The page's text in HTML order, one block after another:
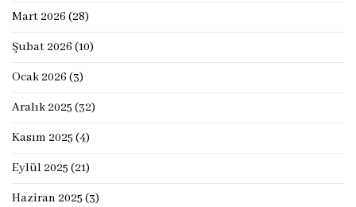
Mart 2026 (28)
Şubat 2026 (10)
Ocak 2026 (3)
Aralık 2025 (32)
Kasım 2025 (4)
Eylül 2025 (21)
Haziran 2025 (3)